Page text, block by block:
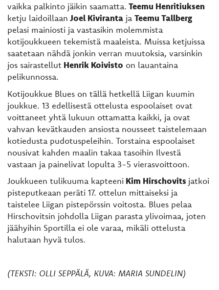
vaikka palkinto jäikin saamatta. Teemu Henritiuksen
ketju laidoillaan Joel Kiviranta ja Teemu Tallberg
pelasi mainiosti ja vastasikin molemmista
kotijoukkueen tekemistä maaleista. Muissa ketjuissa
saatetaan nähdä jonkin verran muutoksia, varsinkin
jos sairastellut Henrik Koivisto on lauantaina
pelikunnossa.
Kotijoukkue Blues on tällä hetkellä Liigan kuumin
joukkue. 13 edellisestä ottelusta espoolaiset ovat
voittaneet yhtä lukuun ottamatta kaikki, ja ovat
vahvan kevätkauden ansiosta nousseet taistelemaan
kotiedusta pudotuspeleihin. Torstaina espoolaiset
nousivat kahden maalin takaa tasoihin Ilvestä
vastaan ja painelivat lopulta 3-5 vierasvoittoon.
Joukkueen tulikuuma kapteeni Kim Hirschovits jatkoi
pisteputkeaan peräti 17. ottelun mittaiseksi ja
taistelee Liigan pistepörssin voitosta. Blues pelaa
Hirschovitsin johdolla Liigan parasta ylivoimaa, joten
jäähyihin Sportilla ei ole varaa, mikäli ottelusta
halutaan hyvä tulos.
(TEKSTI: OLLI SEPPÄLÄ, KUVA: MARIA SUNDELIN)